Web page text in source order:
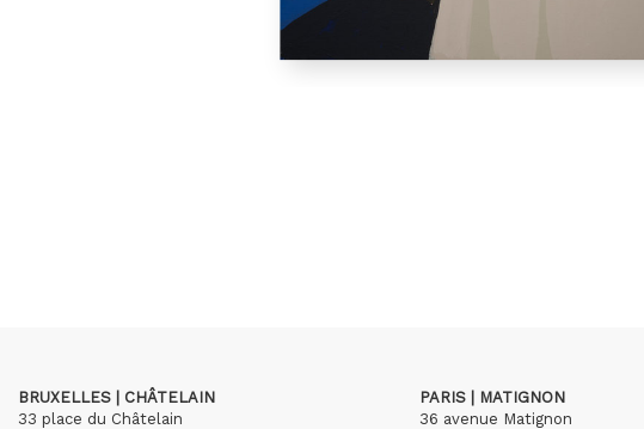
BRUXELLES | CHÂTELAIN
33 place du Châtelain
PARIS | MATIGNON
36 avenue Matignon